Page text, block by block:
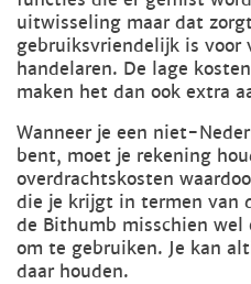
uitwisseling maar dat
gebruiksvriendelijk is voor
handelaren. De lage
maken het dan ook extra
Wanneer je een niet-
bent, moet je rekening
overdrachtskosten
die je krijgt in termen van
de Bithumb misschien
om te gebruiken. Je kan
daar houden.